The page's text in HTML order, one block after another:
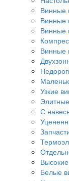
Винные
Винные
Винные
Винные
Узкие
С
Белые